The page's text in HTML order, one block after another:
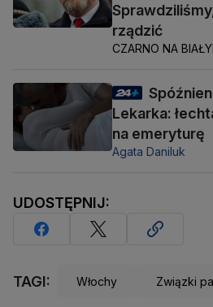
rządzić
CZARNO NA
Lekarka:
na emeryturę
Agata Daniluk
UDOSTĘPNIJ:
TAGI: Włochy Związki